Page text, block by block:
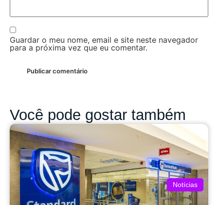
Guardar o meu nome, email e site neste navegador
para a próxima vez que eu comentar.
Você pode gostar também
Notícias